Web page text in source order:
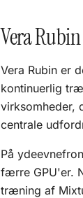
Vera
Vera Rubin er
kontinuerlig
virksomheder,
centrale
På
færre GPU'er.
træning af